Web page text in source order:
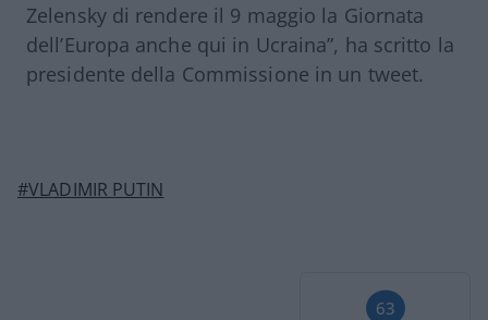
Zelensky di rendere il 9 maggio la Giornata
dell’Europa anche qui in Ucraina”, ha scritto la
presidente della Commissione in un tweet.
#VLADIMIR PUTIN
63